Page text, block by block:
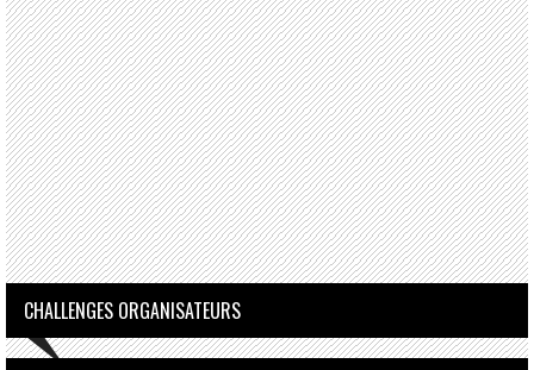
CHALLENGES ORGANISATEURS